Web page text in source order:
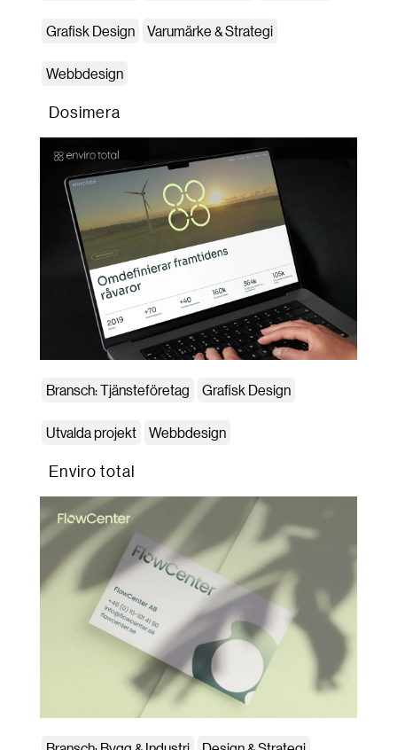
Grafisk Design Varumärke & Strategi
Webbdesign
Dosimera
Bransch: Tjänsteföretag Grafisk Design
Utvalda projekt Webbdesign
Enviro total